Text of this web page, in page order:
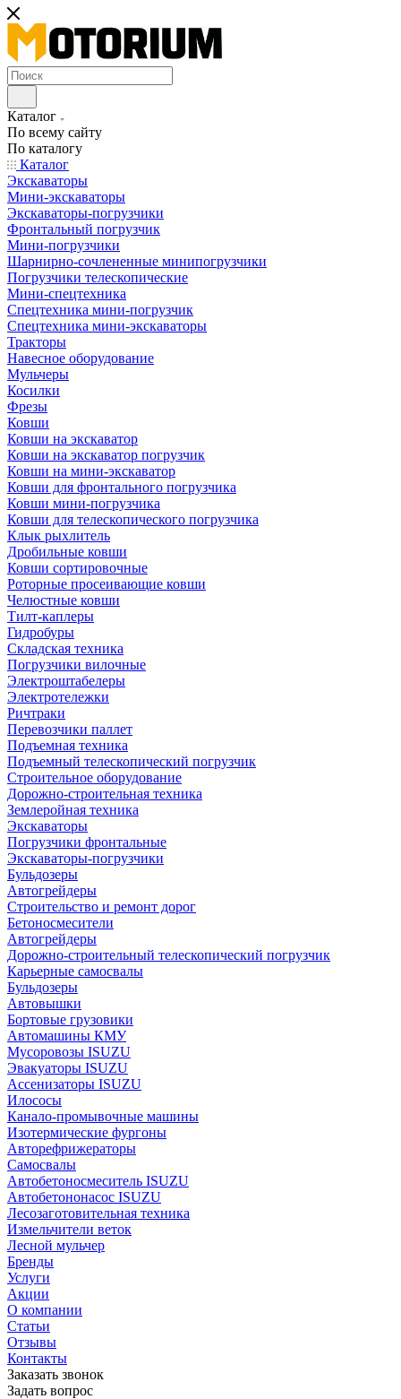
Каталог
По всему сайту
По каталогу
Каталог
Экскаваторы
Мини-экскаваторы
Экскаваторы-погрузчики
Фронтальный погрузчик
Мини-погрузчики
Шарнирно-сочлененные минипогрузчики
Погрузчики телескопические
Мини-спецтехника
Спецтехника мини-погрузчик
Спецтехника мини-экскаваторы
Тракторы
Навесное оборудование
Мульчеры
Косилки
Фрезы
Ковши
Ковши на экскаватор
Ковши на экскаватор погрузчик
Ковши на мини-экскаватор
Ковши для фронтального погрузчика
Ковши мини-погрузчика
Ковши для телескопического погрузчика
Клык рыхлитель
Дробильные ковши
Ковши сортировочные
Роторные просеивающие ковши
Челюстные ковши
Тилт-каплеры
Гидробуры
Складская техника
Погрузчики вилочные
Электроштабелеры
Электротележки
Ричтраки
Перевозчики паллет
Подъемная техника
Подъемный телескопический погрузчик
Строительное оборудование
Дорожно-строительная техника
Землеройная техника
Экскаваторы
Погрузчики фронтальные
Экскаваторы-погрузчики
Бульдозеры
Автогрейдеры
Строительство и ремонт дорог
Бетоносмесители
Автогрейдеры
Дорожно-строительный телескопический погрузчик
Карьерные самосвалы
Бульдозеры
Автовышки
Бортовые грузовики
Автомашины КМУ
Мусоровозы ISUZU
Эвакуаторы ISUZU
Ассенизаторы ISUZU
Илососы
Канало-промывочные машины
Изотермические фургоны
Авторефрижераторы
Самосвалы
Автобетоносмеситель ISUZU
Автобетононасос ISUZU
Лесозаготовительная техника
Измельчители веток
Лесной мульчер
Бренды
Услуги
Акции
О компании
Статьи
Отзывы
Контакты
Заказать звонок
Задать вопрос